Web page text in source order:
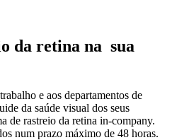
da retina na sua
e aos departamentos de
da saúde visual dos seus
de rastreio da retina in-company.
num prazo máximo de 48 horas.